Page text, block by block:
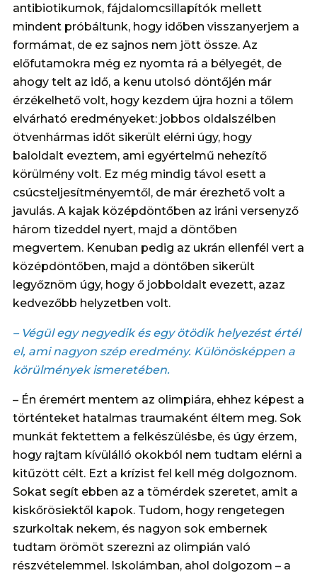
antibiotikumok, fájdalomcsillapítók mellett
mindent próbáltunk, hogy időben visszanyerjem a
formámat, de ez sajnos nem jött össze. Az
előfutamokra még ez nyomta rá a bélyegét, de
ahogy telt az idő, a kenu utolsó döntőjén már
érzékelhető volt, hogy kezdem újra hozni a tőlem
elvárható eredményeket: jobbos oldalszélben
ötvenhármas időt sikerült elérni úgy, hogy
baloldalt eveztem, ami egyértelmű nehezítő
körülmény volt. Ez még mindig távol esett a
csúcsteljesítményemtől, de már érezhető volt a
javulás. A kajak középdöntőben az iráni versenyző
három tizeddel nyert, majd a döntőben
megvertem. Kenuban pedig az ukrán ellenfél vert a
középdöntőben, majd a döntőben sikerült
legyőznöm úgy, hogy ő jobboldalt evezett, azaz
kedvezőbb helyzetben volt.
– Végül egy negyedik és egy ötödik helyezést értél
el, ami nagyon szép eredmény. Különösképpen a
körülmények ismeretében.
– Én éremért mentem az olimpiára, ehhez képest a
történteket hatalmas traumaként éltem meg. Sok
munkát fektettem a felkészülésbe, és úgy érzem,
hogy rajtam kívülálló okokból nem tudtam elérni a
kitűzött célt. Ezt a krízist fel kell még dolgoznom.
Sokat segít ebben az a tömérdek szeretet, amit a
kiskőrösiektől kapok. Tudom, hogy rengetegen
szurkoltak nekem, és nagyon sok embernek
tudtam örömöt szerezni az olimpián való
részvételemmel. Iskolámban, ahol dolgozom – a